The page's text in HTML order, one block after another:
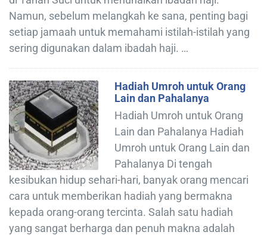
Namun, sebelum melangkah ke sana, penting bagi
setiap jamaah untuk memahami istilah-istilah yang
sering digunakan dalam ibadah haji. …
Hadiah Umroh untuk Orang
Lain dan Pahalanya
Hadiah Umroh untuk Orang
Lain dan Pahalanya Hadiah
Umroh untuk Orang Lain dan
Pahalanya Di tengah
kesibukan hidup sehari-hari, banyak orang mencari
cara untuk memberikan hadiah yang bermakna
kepada orang-orang tercinta. Salah satu hadiah
yang sangat berharga dan penuh makna adalah